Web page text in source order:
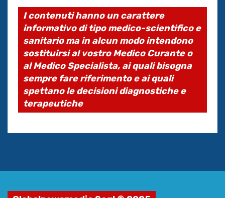
I contenuti hanno un carattere
informativo di tipo medico-scientifico e
sanitario ma in alcun modo intendono
sostituirsi al vostro Medico Curante o
al Medico Specialista, ai quali bisogna
sempre fare riferimento e ai quali
spettano le decisioni diagnostiche e
terapeutiche